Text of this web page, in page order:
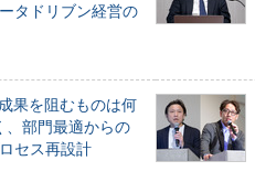
タドリブン経営の
果を阻むものは何
、部門最適からの
セス再設計